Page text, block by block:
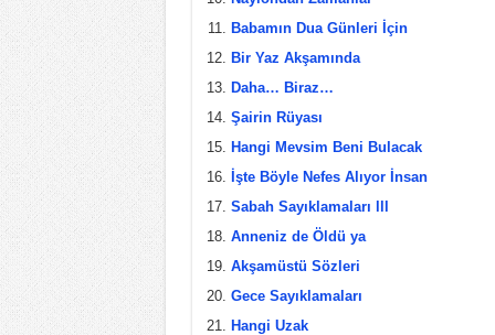
Babamın Dua Günleri İçin
Bir Yaz Akşamında
Daha… Biraz…
Şairin Rüyası
Hangi Mevsim Beni Bulacak
İşte Böyle Nefes Alıyor İnsan
Sabah Sayıklamaları lll
Anneniz de Öldü ya
Akşamüstü Sözleri
Gece Sayıklamaları
Hangi Uzak